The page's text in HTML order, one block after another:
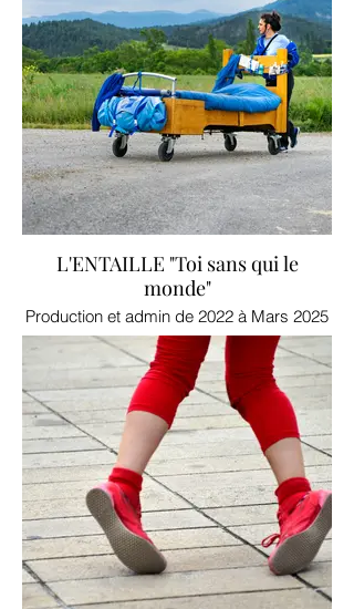
L'ENTAILLE "Toi sans qui le
monde"
Production et admin de 2022 à Mars 2025
©Ilsen